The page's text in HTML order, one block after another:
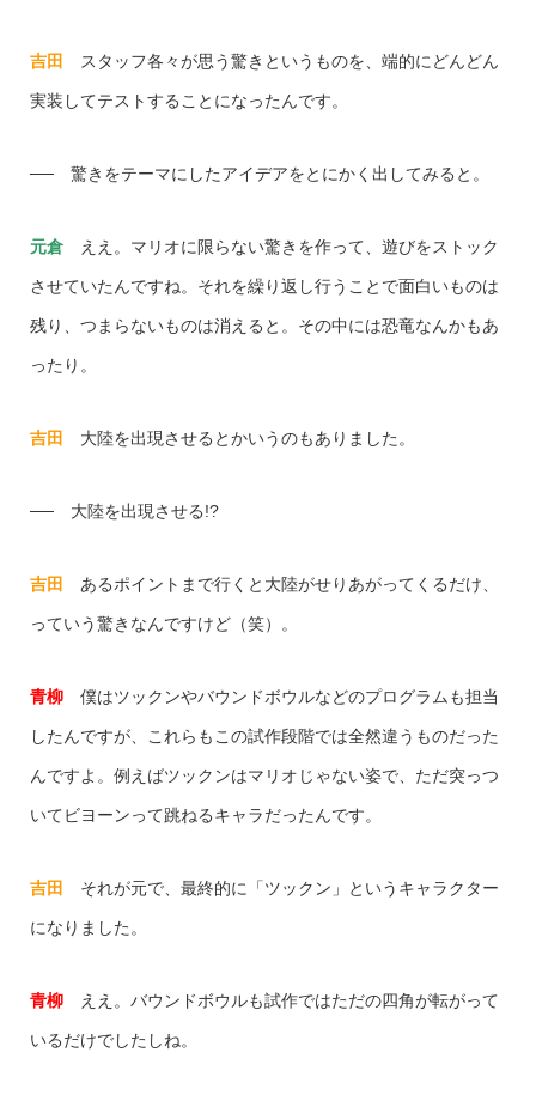
吉田 スタッフ各々が思う驚きというものを、端的にどんどん
実装してテストすることになったんです。
── 驚きをテーマにしたアイデアをとにかく出してみると。
元倉ええ。マリオに限らない驚きを作って、遊びをストック
させていたんですね。それを繰り返し行うことで面白いものは
残り、つまらないものは消えると。その中には恐竜なんかもあ
ったり。
吉田 大陸を出現させるとかいうのもありました。
── 大陸を出現させる!?
吉田 あるポイントまで行くと大陸がせりあがってくるだけ、
っていう驚きなんですけど（笑）。
青柳僕はツックンやバウンドボウルなどのプログラムも担当
したんですが、これらもこの試作段階では全然違うものだった
んですよ。例えばツックンはマリオじゃない姿で、ただ突っつ
いてビヨーンって跳ねるキャラだったんです。
吉田 それが元で、最終的に「ツックン」というキャラクター
になりました。
青柳ええ。バウンドボウルも試作ではただの四角が転がって
いるだけでしたしね。